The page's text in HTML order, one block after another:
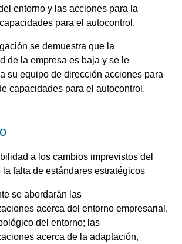
entorno y las acciones para la
para el autocontrol.
se demuestra que la
de la empresa es baja y se le
su equipo de dirección acciones para
capacidades para el autocontrol.
a los cambios imprevistos del
la falta de estándares estratégicos
se abordarán las
acerca del entorno empresarial,
del entorno; las
acerca de la adaptación,